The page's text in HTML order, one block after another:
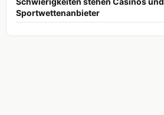
Sportwettenanbieter